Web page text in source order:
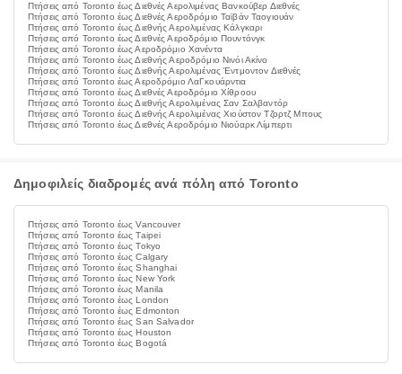
Πτήσεις από Toronto έως Διεθνές Αερολιμένας Βανκούβερ Διεθνές
Πτήσεις από Toronto έως Διεθνές Αεροδρόμιο Ταϊβάν Ταογιουάν
Πτήσεις από Toronto έως Διεθνής Αερολιμένας Κάλγκαρι
Πτήσεις από Toronto έως Διεθνές Αεροδρόμιο Πουντόνγκ
Πτήσεις από Toronto έως Αεροδρόμιο Χανέντα
Πτήσεις από Toronto έως Διεθνής Αεροδρόμιο Νινόι Ακίνο
Πτήσεις από Toronto έως Διεθνής Αερολιμένας Έντμοντον Διεθνές
Πτήσεις από Toronto έως Αεροδρόμιο ΛαΓκουάρντια
Πτήσεις από Toronto έως Διεθνές Αεροδρόμιο Χίθροου
Πτήσεις από Toronto έως Διεθνής Αερολιμένας Σαν Σαλβαντόρ
Πτήσεις από Toronto έως Διεθνής Αερολιμένας Χιούστον Τζορτζ Μπους
Πτήσεις από Toronto έως Διεθνές Αεροδρόμιο Νιούαρκ Λίμπερτι
Δημοφιλείς διαδρομές ανά πόλη από Toronto
Πτήσεις από Toronto έως Vancouver
Πτήσεις από Toronto έως Taipei
Πτήσεις από Toronto έως Tokyo
Πτήσεις από Toronto έως Calgary
Πτήσεις από Toronto έως Shanghai
Πτήσεις από Toronto έως New York
Πτήσεις από Toronto έως Manila
Πτήσεις από Toronto έως London
Πτήσεις από Toronto έως Edmonton
Πτήσεις από Toronto έως San Salvador
Πτήσεις από Toronto έως Houston
Πτήσεις από Toronto έως Bogotá